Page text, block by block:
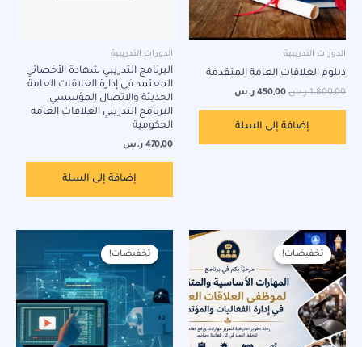
الدورات التدريبية
دبلوم العلاقات العامة المتقدمة
1.800,00 ر.س 450,00 ر.س
إضافة إلى السلة
الدورات التدريبية
البرنامج التدريبي شهادة الأخصائي
المعتمد في إدارة العلاقات العامة
الحديثة والاتصال المؤسسي
البرنامج التدريبي العلاقات العامة
الحكومية
470,00 ر.س
إضافة إلى السلة
تخفيضات!
تخفيضات!
الأصلي
هو:
السعر
الحالي
هو:
275,00 ر.س.
تخفيضات!
تخفيضات!
الأصلي
هو:
4.500,00 ر.س.
الحالي
هو:
450,00 ر.س.